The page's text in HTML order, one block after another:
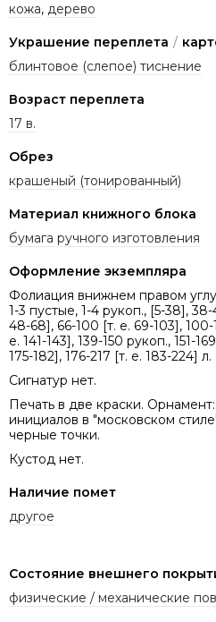
кожа, дерево
Украшение переплета /
блинтовое (слепое) тиснение
Возраст переплета
17 в.
Обрез
крашеный (тонированный)
Материал книжного блока
бумага ручного изготовления
Оформление экземпляра
Фолиация внижнем правом
1-3 пустые, 1-4 рукоп., [5-38],
48-68], 66-100 [т. е. 69-103], 100-
е. 141-143], 139-150 рукоп., 151-
175-182], 176-217 [т. е. 183-224] л.
Сигнатур нет.
Печать в две краски. Орнамент:
инициалов в "московском
черные точки.
Кустод нет.
Наличие помет
другое
Состояние внешнего
физические / механические